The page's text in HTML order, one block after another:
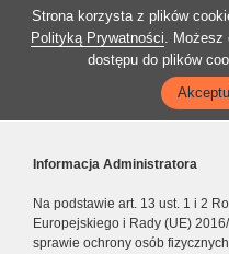
Strona korzysta z plików
Polityką Prywatności. Możesz
dostępu do plików
Informacja Administratora
Na podstawie art. 13 ust. 1 i 2
Europejskiego i Rady (UE)
sprawie ochrony osób